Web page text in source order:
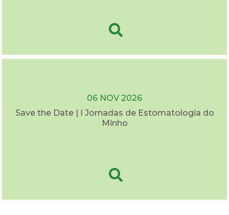
06 NOV 2026
Save the Date | I Jornadas de Estomatologia do
Minho